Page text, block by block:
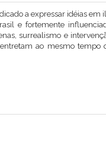
a expressar idéias
e fortemente
surrealismo e
ao mesmo tempo